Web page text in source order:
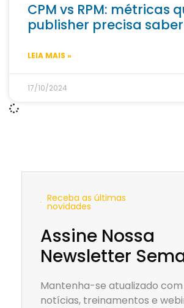
CPM vs RPM: métricas
publisher precisa
LEIA MAIS »
17/10/2024
Receba as últimas
novidades
Assine Nossa
Newsletter
Mantenha-se atualizado
notícias, treinamentos e